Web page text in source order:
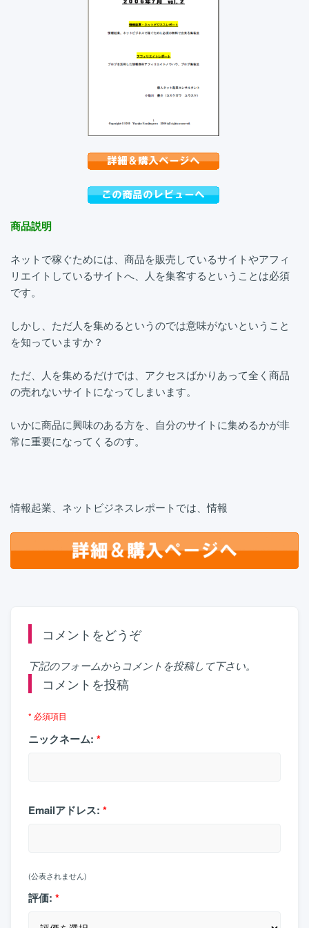
商品説明
ネットで稼ぐためには、商品を販売しているサイトやアフィ
リエイトしているサイトへ、人を集客するということは必須
です。
しかし、ただ人を集めるというのでは意味がないということ
を知っていますか？
ただ、人を集めるだけでは、アクセスばかりあって全く商品
の売れないサイトになってしまいます。
いかに商品に興味のある方を、自分のサイトに集めるかが非
常に重要になってくるのす。
情報起業、ネットビジネスレポートでは、情報
コメントをどうぞ
下記のフォームからコメントを投稿して下さい。
コメントを投稿
* 必須項目
ニックネーム: *
Emailアドレス: *
(公表されません)
評価: *